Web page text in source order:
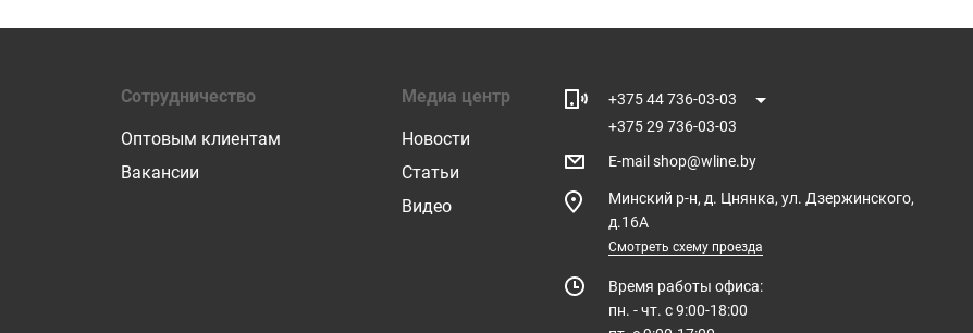
Сотрудничество
Оптовым клиентам
Вакансии
Медиа центр
Новости
Статьи
Видео
+375 44 736-03-03
+375 29 736-03-03
E-mail shop@wline.by
Минский р-н, д. Цнянка, ул. Дзержинского,
д.16А
Смотреть схему проезда
Время работы офиса:
пн. - чт. с 9:00-18:00